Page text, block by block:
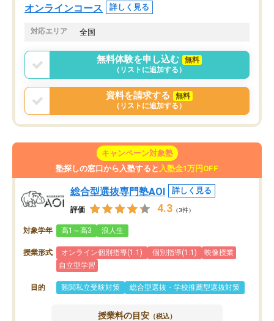
意識が変わったことが、目標校への合
オンラインコース 詳しく見る
対応エリア 全国
無料体験を申し込む
無料
（リストに追加する）
資料を請求する
無料
（リストに追加する）
キャンペーン対象塾
塾探しの窓口から入塾すると 入塾金1万円OFF
総合型選抜専門塾AOI 詳しく見る
評価 4.3 （3件）
対象学年 高1～高3 浪人生
授業形式 オンライン個別指導(1:1) 個別指導(1:1)
映像授業
自立型学習
目的 難関私立受験対策 総合型選抜・学校推薦型選抜対策
授業料の目安 （税込）